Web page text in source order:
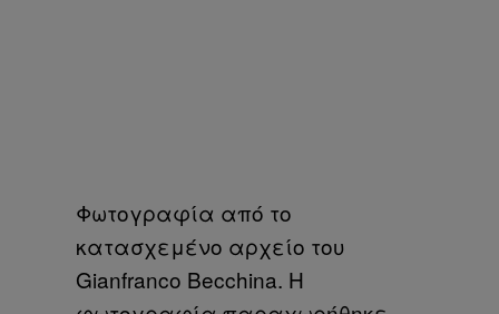
Φωτογραφία από το
κατασχεμένο αρχείο του
Gianfranco Becchina. Η